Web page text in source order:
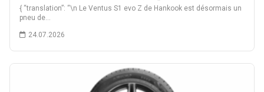
{ “translation”: “\n Le Ventus S1 evo Z de Hankook est désormais un
pneu de…
24.07.2026